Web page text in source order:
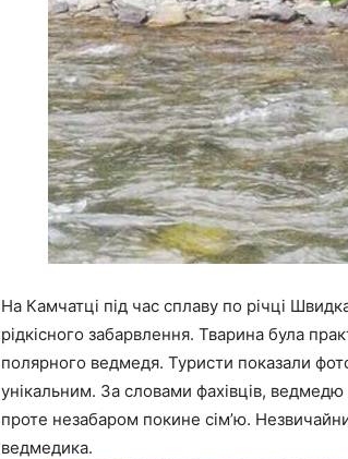
На Камчатці під час сплаву по річці
рідкісного забарвлення. Тварина була
полярного ведмедя. Туристи показали
унікальним. За словами фахівців,
проте незабаром покине сім’ю.
ведмедика.